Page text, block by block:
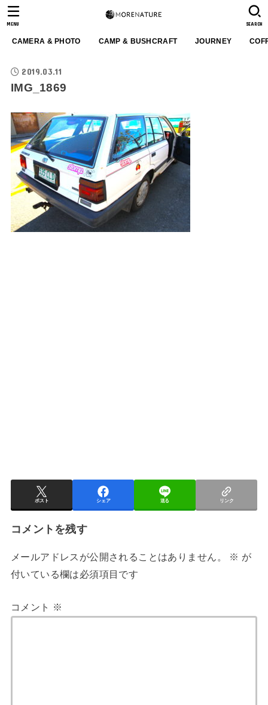
CAMERA & PHOTO CAMP & BUSHCRAFT JOURNEY
SEARCH
MENU
2019.03.11
IMG_1869
ポスト シェア 送る リンク
コメントを残す
メールアドレスが公開されることはありません。 ※ が
付いている欄は必須項目です
コメント ※